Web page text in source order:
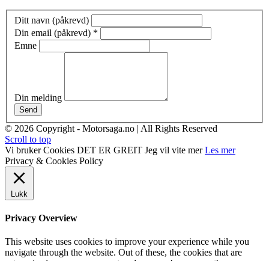
Ditt navn (påkrevd)
Din email (påkrevd) *
Emne
Din melding
Send
© 2026 Copyright - Motorsaga.no | All Rights Reserved
Scroll to top
Vi bruker Cookies DET ER GREIT Jeg vil vite mer Les mer
Privacy & Cookies Policy
Lukk
Privacy Overview
This website uses cookies to improve your experience while you
navigate through the website. Out of these, the cookies that are